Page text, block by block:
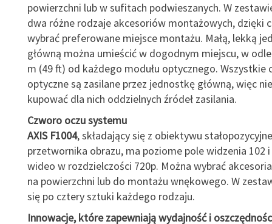
powierzchni lub w sufitach podwieszanych. W
dwa różne rodzaje akcesoriów montażowych, dzięki
wybrać preferowane miejsce montażu. Małą, lekką
główną można umieścić w dogodnym miejscu, w
m (49 ft) od każdego modułu optycznego. Wszystkie
optyczne są zasilane przez jednostkę główną, więc
kupować dla nich oddzielnych źródeł zasilania.
Czworo oczu systemu
AXIS F1004, składający się z obiektywu
przetwornika obrazu, ma poziome pole widzenia 102 i
wideo w rozdzielczości 720p. Można wybrać
na powierzchni lub do montażu wnękowego. W
się po cztery sztuki każdego rodzaju.
Innowacje, które zapewniają wydajność i